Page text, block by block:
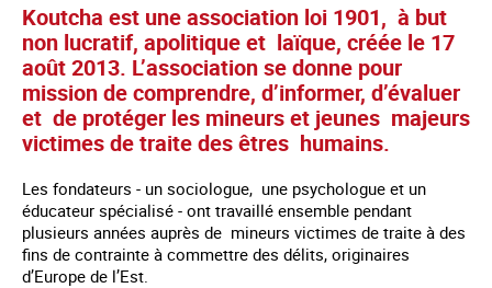
Koutcha est une association loi 1901, à but
non lucratif, apolitique et laïque, créée le 17
août 2013. L’association se donne pour
mission de comprendre, d’informer, d’évaluer
et de protéger les mineurs et jeunes majeurs
victimes de traite des êtres humains.
Les fondateurs - un sociologue, une psychologue et un
éducateur spécialisé - ont travaillé ensemble pendant
plusieurs années auprès de mineurs victimes de traite à des
fins de contrainte à commettre des délits, originaires
d’Europe de l’Est.